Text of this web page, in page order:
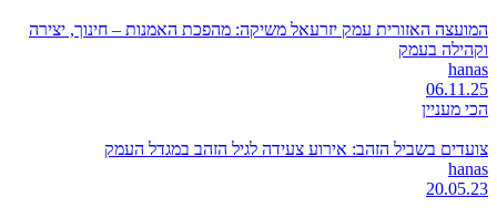
המועצה האזורית עמק יזרעאל משיקה: מהפכת האמנות – חינוך, יצירה
וקהילה בעמק
hanas
06.11.25
הכי מעניין
צועדים בשביל הזהב: אירוע צעידה לגיל הזהב במגדל העמק
hanas
20.05.23